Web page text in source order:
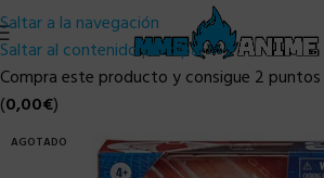
Saltar a la navegación
Saltar al contenido principal
Compra este producto y consigue 2
(0,00€)
AGOTADO